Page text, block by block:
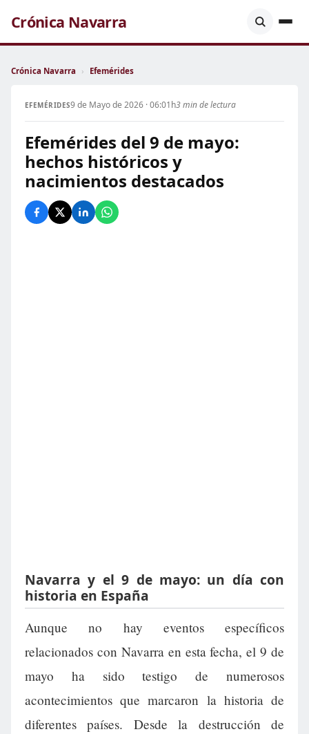
Crónica Navarra
Crónica Navarra › Efemérides
EFEMÉRIDES9 de Mayo de 2026 · 06:01h3 min de lectura
Efemérides del 9 de mayo:
hechos históricos y
nacimientos destacados
Navarra y el 9 de mayo: un día con
historia en España
Aunque no hay eventos específicos
relacionados con Navarra en esta fecha, el 9 de
mayo ha sido testigo de numerosos
acontecimientos que marcaron la historia de
diferentes países. Desde la destrucción de